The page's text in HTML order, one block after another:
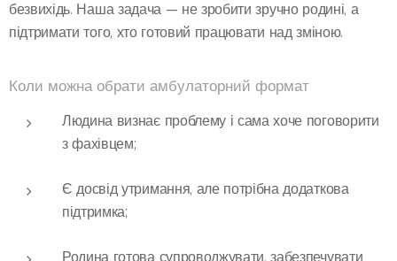
безвихідь. Наша задача — не зробити зручно родині, а
підтримати того, хто готовий працювати над зміною.
Коли можна обрати амбулаторний формат
Людина визнає проблему і сама хоче поговорити
з фахівцем;
Є досвід утримання, але потрібна додаткова
підтримка;
Родина готова супроводжувати, забезпечувати